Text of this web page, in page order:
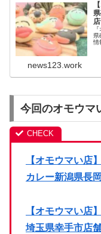
県
情
news123.work
今回のオモウマ
【オモウマい店
カレー新潟県長
【オモウマい店
埼玉県幸手市店